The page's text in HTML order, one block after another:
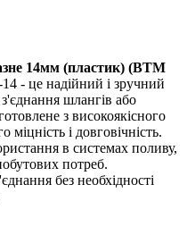
14мм (пластик) (ВТМ
- це надійний і зручний
шлангів або
з високоякісного
і довговічність.
в системах поливу,
потреб.
без необхідності